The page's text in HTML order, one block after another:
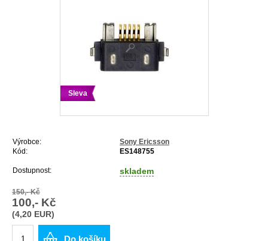
Sleva
Výrobce:
Sony Ericsson
Kód:
ES148755
Dostupnost: skladem
150,- Kč
100,- Kč
(4,20 EUR)
Do košíku